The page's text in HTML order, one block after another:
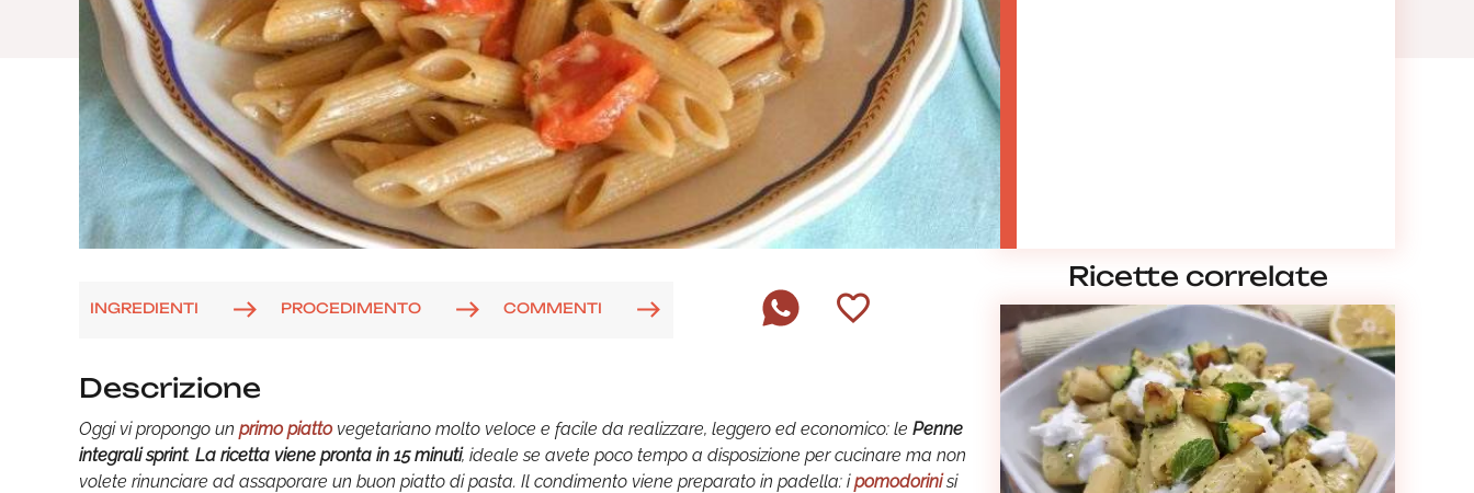
INGREDIENTI PROCEDIMENTO COMMENTI
Descrizione
Oggi vi propongo un primo piatto vegetariano molto veloce e facile da realizzare, leggero ed economico: le Penne
integrali sprint. La ricetta viene pronta in 15 minuti, ideale se avete poco tempo a disposizione per cucinare ma non
volete rinunciare ad assaporare un buon piatto di pasta. Il condimento viene preparato in padella: ipomodorinisi
Ricette correlate